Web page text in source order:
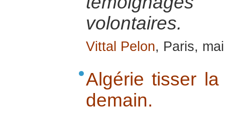
volontaires.
Vittal Pelon, Paris,
Algérie tisser
demain.